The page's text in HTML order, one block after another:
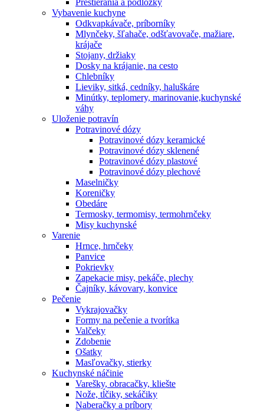
Prestierania a podložky
Vybavenie kuchyne
Odkvapkávače, príborníky
Mlynčeky, šľahače, odšťavovače, mažiare,
krájače
Stojany, držiaky
Dosky na krájanie, na cesto
Chlebníky
Lieviky, sitká, cedníky, haluškáre
Minútky, teplomery, marinovanie,kuchynské
váhy
Uloženie potravín
Potravinové dózy
Potravinové dózy keramické
Potravinové dózy sklenené
Potravinové dózy plastové
Potravinové dózy plechové
Maselničky
Koreničky
Obedáre
Termosky, termomisy, termohrnčeky
Misy kuchynské
Varenie
Hrnce, hrnčeky
Panvice
Pokrievky
Zapekacie misy, pekáče, plechy
Čajníky, kávovary, konvice
Pečenie
Vykrajovačky
Formy na pečenie a tvorítka
Valčeky
Zdobenie
Ošatky
Masľovačky, stierky
Kuchynské náčinie
Varešky, obracačky, kliešte
Nože, tĺčiky, sekáčiky
Naberačky a príbory